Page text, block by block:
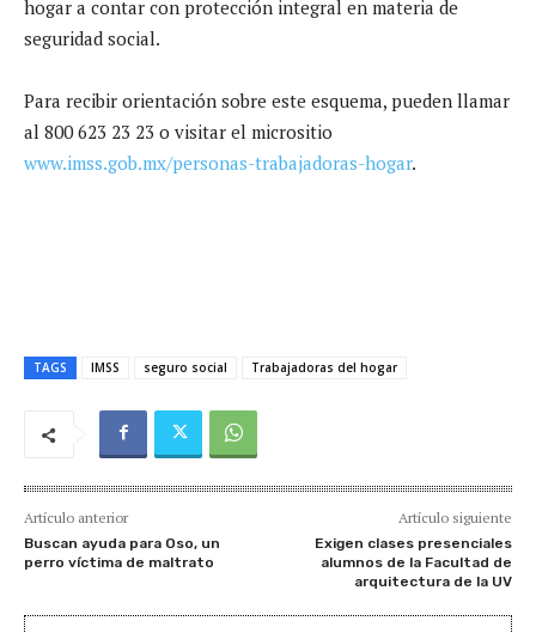
hogar a contar con protección integral en materia de
seguridad social.
Para recibir orientación sobre este esquema, pueden llamar
al 800 623 23 23 o visitar el micrositio
www.imss.gob.mx/personas-trabajadoras-hogar.
TAGS IMSS seguro social Trabajadoras del hogar
Artículo anterior
Buscan ayuda para Oso, un
perro víctima de maltrato
Artículo siguiente
Exigen clases presenciales
alumnos de la Facultad de
arquitectura de la UV